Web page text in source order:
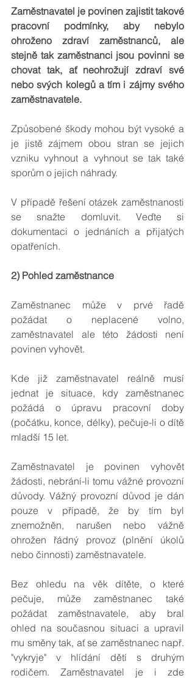
Zaměstnavatel je povinen zajistit takové
pracovní podmínky, aby nebylo
ohroženo zdraví zaměstnanců, ale
stejně tak zaměstnanci jsou povinni se
chovat tak, ať neohrožují zdraví své
nebo svých kolegů a tím i zájmy svého
zaměstnavatele.
Způsobené škody mohou být vysoké a
je jistě zájmem obou stran se jejich
vzniku vyhnout a vyhnout se tak také
sporům o jejich náhrady.
V případě řešení otázek zaměstnanosti
se snažte domluvit. Veďte si
dokumentaci o jednáních a přijatých
opatřeních.
2) Pohled zaměstnance
Zaměstnanec může v prvé řadě
požádat o neplacené volno,
zaměstnavatel ale této žádosti není
povinen vyhovět.
Kde již zaměstnavatel reálně musí
jednat je situace, kdy zaměstnanec
požádá o úpravu pracovní doby
(počátku, konce, délky), pečuje-li o dítě
mladší 15 let.
Zaměstnavatel je povinen vyhovět
žádosti, nebrání-li tomu vážné provozní
důvody. Vážný provozní důvod je dán
pouze v případě, že by tím byl
znemožněn, narušen nebo vážně
ohrožen řádný provoz (plnění úkolů
nebo činnosti) zaměstnavatele.
Bez ohledu na věk dítěte, o které
pečuje, může zaměstnanec také
požádat zaměstnavatele, aby bral
ohled na současnou situaci a upravil
mu směny tak, ať se zaměstnanec např.
"vykryje" v hlídání dětí s druhým
rodičem. Zaměstnavatel je i zde